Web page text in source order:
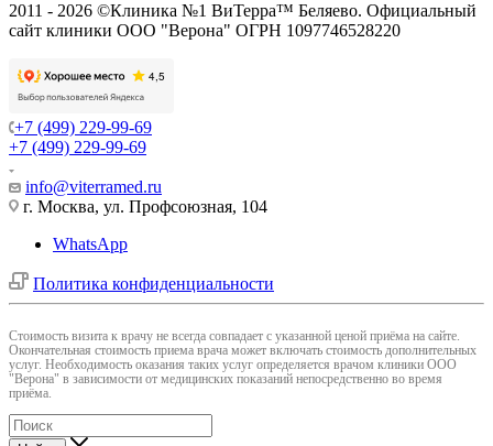
2011 - 2026 ©Клиника №1 ВиТерра™ Беляево. Официальный
сайт клиники ООО "Верона" ОГРН 1097746528220
+7 (499) 229-99-69
+7 (499) 229-99-69
info@viterramed.ru
г. Москва, ул. Профсоюзная, 104
WhatsApp
Политика конфиденциальности
Cтоимость визита к врачу не всегда совпадает с указанной ценой приёма на сайте.
Окончательная стоимость приема врача может включать стоимость дополнительных
услуг. Необходимость оказания таких услуг определяется врачом клиники ООО
"Верона" в зависимости от медицинских показаний непосредственно во время
приёма.